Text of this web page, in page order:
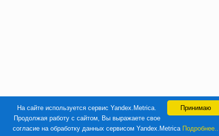
Принимаю
На сайте используется сервис Yandex.Metrica.
Продолжая работу с сайтом, Вы выражаете свое
согласие на обработку данных сервисом Yandex.Metrica